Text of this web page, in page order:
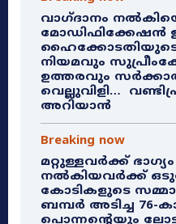
വാഗ്ദാനം
ഹൈക്കോടതിയുടെ
നിയമവും
ഉത്തരവും
വെല്ലുവിളി…
അറിയാൻ
Breaking now
മറ്റുള്ളവർക്ക് ഭാഗ്യം
നൽകിയവർക്ക്
കോടികളുടെ
ബമ്പർ അടിച്ച 76-
പൊന്നന്റെയും